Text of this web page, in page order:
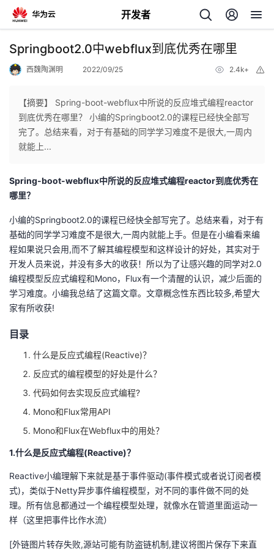
开发者
返
个
人
页
我
开
发
者
的
客
我
论
的
子
我
直
播
的
活
我
的
我
Springboot2.0中webflux到底优秀在哪里
西魏陶渊明 2022/09/25 2.4k+
【摘要】 Spring-boot-webflux中所说的反应堆式编程reactor
到底优秀在哪里？ 小编的Springboot2.0的课程已经快全部写
完了。总结来看，对于有基础的同学学习难度不是很大,一周内
就能上...
Spring-boot-webflux中所说的反应堆式编程reactor到底优秀在
哪里？
小编的Springboot2.0的课程已经快全部写完了。总结来看，对于有
基础的同学学习难度不是很大,一周内就能上手。但是在小编看来编
程如果说只会用,而不了解其编程模型和这样设计的好处，其实对于
开发人员来说，并没有多大的收获！所以为了让感兴趣的同学对2.0
编程模型反应式编程和Mono，Flux有一个清醒的认识，减少后面的
学习难度。小编我总结了这篇文章。文章概念性东西比较多,希望大
家有所收获!
目录
什么是反应式编程(Reactive)？
反应式的编程模型的好处是什么？
代码如何去实现反应式编程?
Mono和Flux常用API
Mono和Flux在Webflux中的用处？
1.什么是反应式编程(Reactive)？
Reactive小编理解下来就是基于事件驱动(事件模式或者说订阅者模
式)，类似于Netty异步事件编程模型，对不同的事件做不同的处
理。所有信息都通过一个编程模型处理，就像水在管道里面运动一
样（这里把事件比作水流）
[外链图片转存失败,源站可能有防盗链机制,建议将图片保存下来直